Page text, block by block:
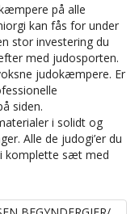
på alle
kan fås for under
stor investering du
med judosporten.
judokæmpere. Er
siden.
i solidt og
Alle de judogi’er du
komplette sæt med